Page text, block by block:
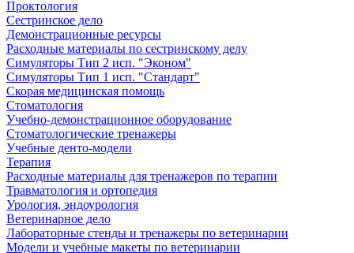
Проктология
Сестринское дело
Демонстрационные ресурсы
Расходные материалы по сестринскому делу
Симуляторы Тип 2 исп. "Эконом"
Симуляторы Тип 1 исп. "Стандарт"
Скорая медицинская помощь
Стоматология
Учебно-демонстрационное оборудование
Стоматологические тренажеры
Учебные денто-модели
Терапия
Расходные материалы для тренажеров по терапии
Травматология и ортопедия
Урология, эндоурология
Ветеринарное дело
Лабораторные стенды и тренажеры по ветеринарии
Модели и учебные макеты по ветеринарии